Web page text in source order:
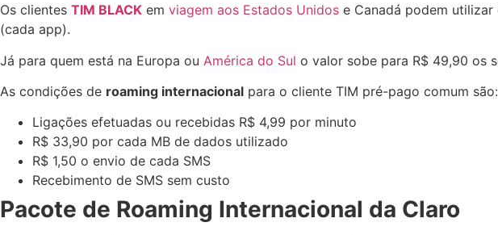
Os clientes TIM BLACK em viagem aos Estados Unidos e Canadá podem
(cada app).
Já para quem está na Europa ou América do Sul o valor sobe para R$ 49,90 os
As condições de roaming internacional para o cliente TIM pré-pago comum são:
Ligações efetuadas ou recebidas R$ 4,99 por minuto
R$ 33,90 por cada MB de dados utilizado
R$ 1,50 o envio de cada SMS
Recebimento de SMS sem custo
Pacote de Roaming Internacional da Claro